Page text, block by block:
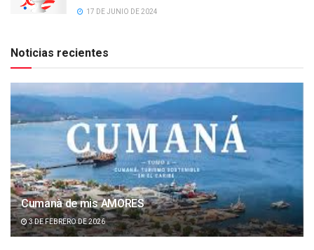
17 DE JUNIO DE 2024
Noticias recientes
Cumanà de mis AMORES
3 DE FEBRERO DE 2026